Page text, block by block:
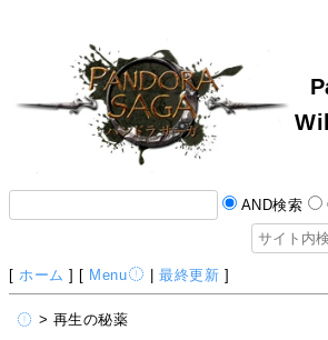
AND検索
[ ホーム ] [ Menu |最終更新 ]
> 再生の秘薬